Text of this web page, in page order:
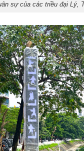
sự của các triều đại Lý,